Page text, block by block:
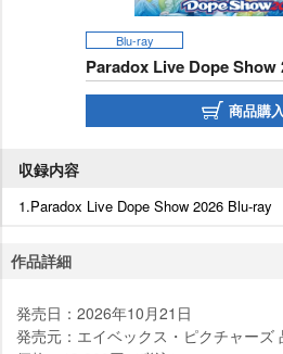
Blu-ray
Paradox Live Dope Show
商品購入
収録内容
1.Paradox Live Dope Show 2026 Blu-ray
作品詳細
発売日：2026年10月21日
発売元：エイベックス・ピクチャーズ